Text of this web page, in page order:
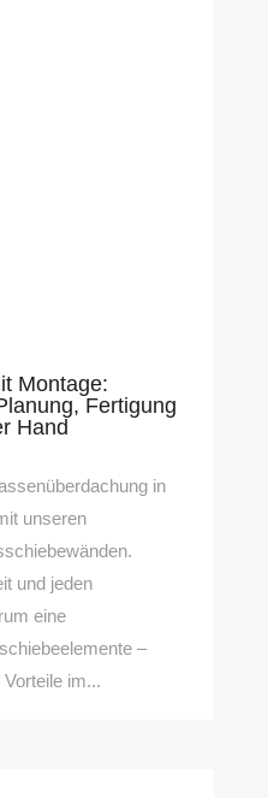
Montage:
Fertigung
Hand
in
unseren
und jeden
eine
–
im...